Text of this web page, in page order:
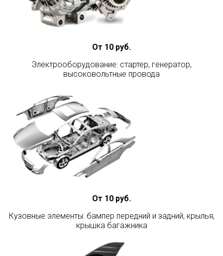
От 10 руб.
Электрооборудование: стартер, генератор,
высоковольтные провода
От 10 руб.
Кузовные элементы: бампер передний и задний, крылья,
крышка багажника